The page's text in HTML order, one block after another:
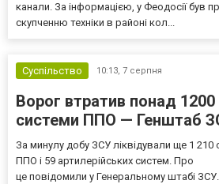
канали. За інформацією, у Феодосії був
скупченню техніки в районі кол...
Суспільство 10:13, 7 серпня
Ворог втратив понад 1200
системи ППО — Генштаб
За минулу добу ЗСУ ліквідували ще 1 210
ППО і 59 артилерійських систем. Про
це повідомили у Генеральному штабі